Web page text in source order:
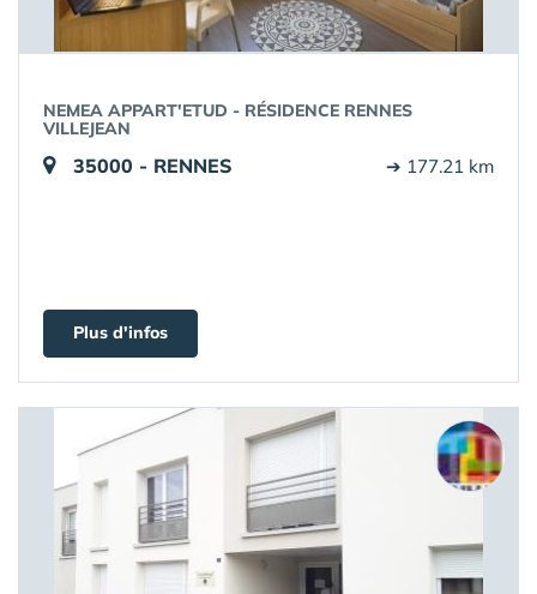
NEMEA APPART'ETUD - RÉSIDENCE RENNES
VILLEJEAN
35000 - RENNES ➔ 177.21 km
Plus d'infos